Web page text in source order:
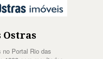
Ostras
Portal Rio das